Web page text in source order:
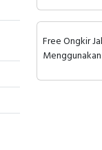
Free Ongkir